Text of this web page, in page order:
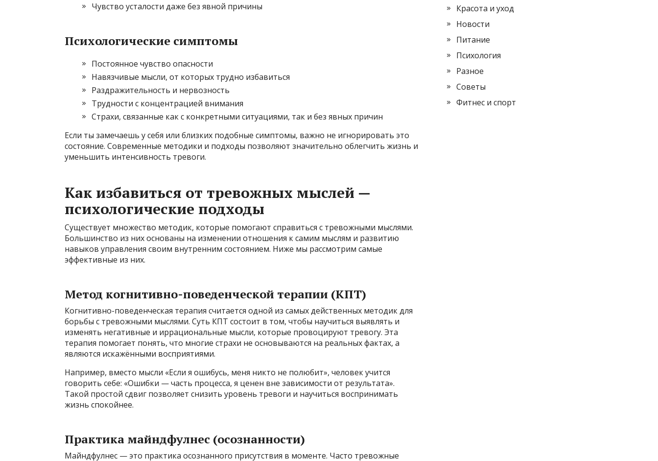
Чувство усталости даже без явной причины
Психологические симптомы
Постоянное чувство опасности
Навязчивые мысли, от которых трудно избавиться
Раздражительность и нервозность
Трудности с концентрацией внимания
Страхи, связанные как с конкретными ситуациями, так и без явных причин
Если ты замечаешь у себя или близких подобные симптомы, важно не игнорировать это
состояние. Современные методики и подходы позволяют значительно облегчить жизнь и
уменьшить интенсивность тревоги.
Как избавиться от тревожных мыслей —
психологические подходы
Существует множество методик, которые помогают справиться с тревожными мыслями.
Большинство из них основаны на изменении отношения к самим мыслям и развитию
навыков управления своим внутренним состоянием. Ниже мы рассмотрим самые
эффективные из них.
Метод когнитивно-поведенческой терапии (КПТ)
Когнитивно-поведенческая терапия считается одной из самых действенных методик для
борьбы с тревожными мыслями. Суть КПТ состоит в том, чтобы научиться выявлять и
изменять негативные и иррациональные мысли, которые провоцируют тревогу. Эта
терапия помогает понять, что многие страхи не основываются на реальных фактах, а
являются искажёнными восприятиями.
Например, вместо мысли «Если я ошибусь, меня никто не полюбит», человек учится
говорить себе: «Ошибки — часть процесса, я ценен вне зависимости от результата».
Такой простой сдвиг позволяет снизить уровень тревоги и научиться воспринимать
жизнь спокойнее.
Практика майндфулнес (осознанности)
Майндфулнес — это практика осознанного присутствия в моменте. Часто тревожные
Красота и уход
Новости
Питание
Психология
Разное
Советы
Фитнес и спорт